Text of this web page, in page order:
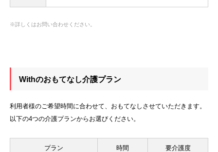
※詳しくはお問い合わせください。
Withのおもてなし介護プラン
利用者様のご希望時間に合わせて、おもてなしさせていただきます。
以下の4つの介護プランからお選びください。
プラン 時間 要介護度